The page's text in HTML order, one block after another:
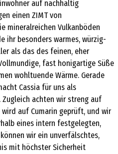
auf nachhaltig
einen ZIMT von
mineralreichen Vulkanböden
ihr besonders warmes, würzig-
als das des feinen, eher
fast honigartige Süße
wohltuende Wärme. Gerade
Cassia für uns als
Zugleich achten wir streng auf
auf Cumarin geprüft, und wir
eines intern festgelegten,
wir ein unverfälschtes,
mit höchster Sicherheit